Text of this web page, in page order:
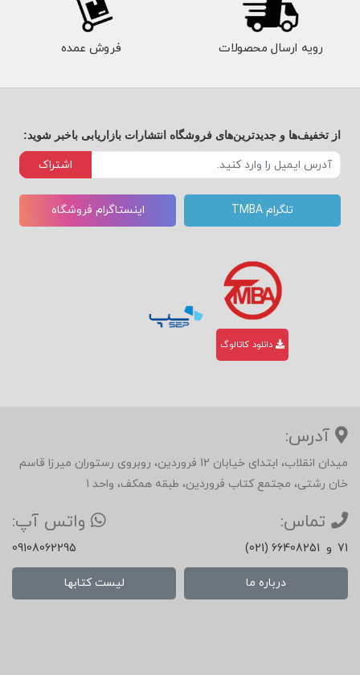
رویه ارسال محصولات فروش عمده
از تخفیف‌ها و جدیدترین‌های فروشگاه انتشارات بازاریابی باخبر شوید:
اشتراک
تلگرام TMBA اینستاگرام فروشگاه
دانلود کاتالوگ
آدرس:
میدان انقلاب، ابتدای خیابان 12 فروردین، روبروی رستوران میرزا قاسم
خان رشتی، مجتمع کتاب فروردین، طبقه همکف، واحد 1
تماس:
(021) 66408251 و 71
واتس آپ:
09108062295
درباره ما لیست کتابها